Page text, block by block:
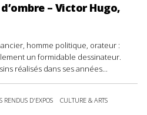
– Victor Hugo,
homme politique, orateur :
un formidable dessinateur.
réalisés dans ses années...
RENDUS D'EXPOS CULTURE & ARTS